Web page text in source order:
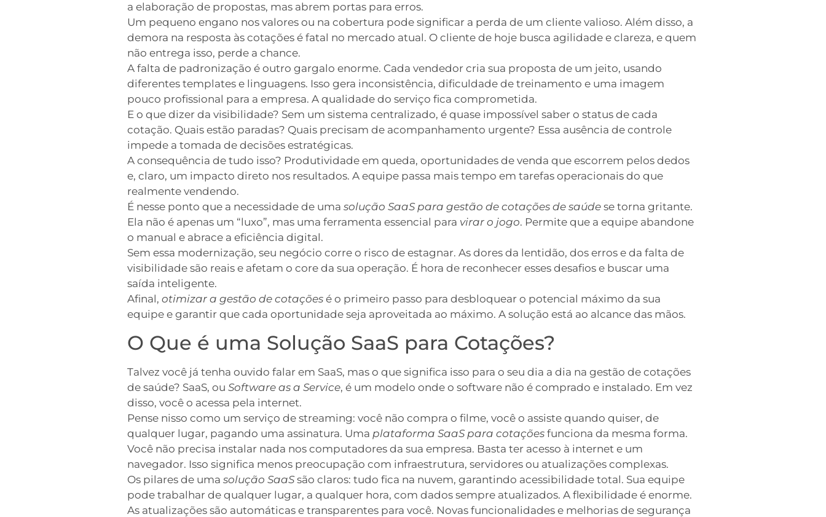
a elaboração de propostas, mas abrem portas para erros.
Um pequeno engano nos valores ou na cobertura pode significar a perda de um cliente valioso. Além disso, a
demora na resposta às cotações é fatal no mercado atual. O cliente de hoje busca agilidade e clareza, e quem
não entrega isso, perde a chance.
A falta de padronização é outro gargalo enorme. Cada vendedor cria sua proposta de um jeito, usando
diferentes templates e linguagens. Isso gera inconsistência, dificuldade de treinamento e uma imagem
pouco profissional para a empresa. A qualidade do serviço fica comprometida.
E o que dizer da visibilidade? Sem um sistema centralizado, é quase impossível saber o status de cada
cotação. Quais estão paradas? Quais precisam de acompanhamento urgente? Essa ausência de controle
impede a tomada de decisões estratégicas.
A consequência de tudo isso? Produtividade em queda, oportunidades de venda que escorrem pelos dedos
e, claro, um impacto direto nos resultados. A equipe passa mais tempo em tarefas operacionais do que
realmente vendendo.
É nesse ponto que a necessidade de uma solução SaaS para gestão de cotações de saúde se torna gritante.
Ela não é apenas um “luxo”, mas uma ferramenta essencial para virar o jogo. Permite que a equipe abandone
o manual e abrace a eficiência digital.
Sem essa modernização, seu negócio corre o risco de estagnar. As dores da lentidão, dos erros e da falta de
visibilidade são reais e afetam o core da sua operação. É hora de reconhecer esses desafios e buscar uma
saída inteligente.
Afinal, otimizar a gestão de cotações é o primeiro passo para desbloquear o potencial máximo da sua
equipe e garantir que cada oportunidade seja aproveitada ao máximo. A solução está ao alcance das mãos.
O Que é uma Solução SaaS para Cotações?
Talvez você já tenha ouvido falar em SaaS, mas o que significa isso para o seu dia a dia na gestão de cotações
de saúde? SaaS, ou Software as a Service, é um modelo onde o software não é comprado e instalado. Em vez
disso, você o acessa pela internet.
Pense nisso como um serviço de streaming: você não compra o filme, você o assiste quando quiser, de
qualquer lugar, pagando uma assinatura. Uma plataforma SaaS para cotações funciona da mesma forma.
Você não precisa instalar nada nos computadores da sua empresa. Basta ter acesso à internet e um
navegador. Isso significa menos preocupação com infraestrutura, servidores ou atualizações complexas.
Os pilares de uma solução SaaSsão claros: tudo fica na nuvem, garantindo acessibilidade total. Sua equipe
pode trabalhar de qualquer lugar, a qualquer hora, com dados sempre atualizados. A flexibilidade é enorme.
As atualizações são automáticas e transparentes para você. Novas funcionalidades e melhorias de segurança